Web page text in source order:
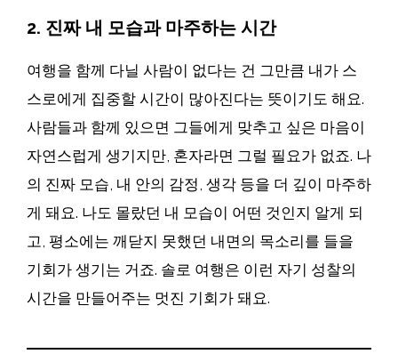
2. 진짜 내 모습과 마주하는 시간
여행을 함께 다닐 사람이 없다는 건 그만큼 내가 스
스로에게 집중할 시간이 많아진다는 뜻이기도 해요.
사람들과 함께 있으면 그들에게 맞추고 싶은 마음이
자연스럽게 생기지만, 혼자라면 그럴 필요가 없죠. 나
의 진짜 모습, 내 안의 감정, 생각 등을 더 깊이 마주하
게 돼요. 나도 몰랐던 내 모습이 어떤 것인지 알게 되
고, 평소에는 깨닫지 못했던 내면의 목소리를 들을
기회가 생기는 거죠. 솔로 여행은 이런 자기 성찰의
시간을 만들어주는 멋진 기회가 돼요.